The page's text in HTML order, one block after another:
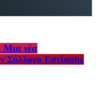
Μια νέα
Σύλλογο Εστίασης